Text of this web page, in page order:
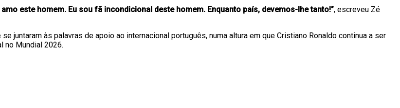
este homem. Eu sou fã incondicional deste homem. Enquanto país, devemos-lhe tanto!”, escreveu Zé
juntaram às palavras de apoio ao internacional português, numa altura em que Cristiano Ronaldo continua a ser
no Mundial 2026.